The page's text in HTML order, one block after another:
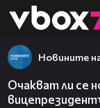
👾
Новините
Очакват ли се